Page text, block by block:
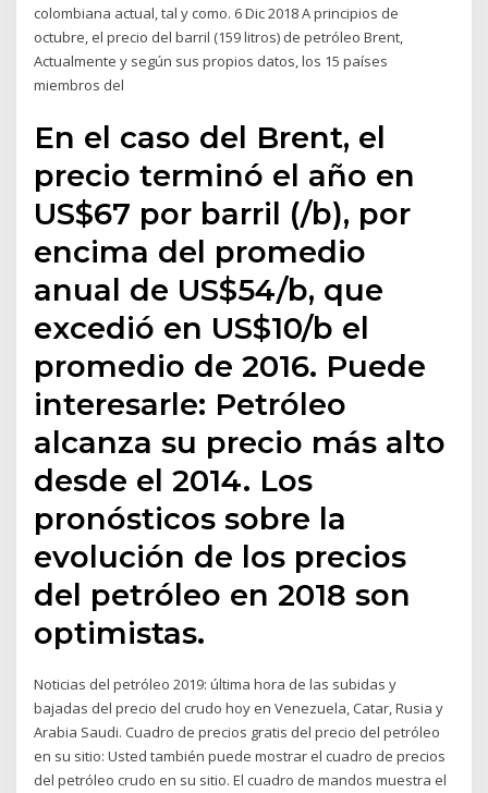
colombiana actual, tal y como. 6 Dic 2018 A principios de
octubre, el precio del barril (159 litros) de petróleo Brent,
Actualmente y según sus propios datos, los 15 países
miembros del
En el caso del Brent, el
precio terminó el año en
US$67 por barril (/b), por
encima del promedio
anual de US$54/b, que
excedió en US$10/b el
promedio de 2016. Puede
interesarle: Petróleo
alcanza su precio más alto
desde el 2014. Los
pronósticos sobre la
evolución de los precios
del petróleo en 2018 son
optimistas.
Noticias del petróleo 2019: última hora de las subidas y
bajadas del precio del crudo hoy en Venezuela, Catar, Rusia y
Arabia Saudi. Cuadro de precios gratis del precio del petróleo
en su sitio: Usted también puede mostrar el cuadro de precios
del petróleo crudo en su sitio. El cuadro de mandos muestra el